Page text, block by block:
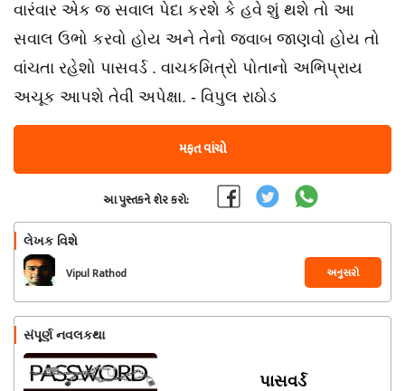
વારંવાર એક જ સવાલ પેદા કરશે કે હવે શું થશે તો આ
સવાલ ઉભો કરવો હોય અને તેનો જવાબ જાણવો હોય તો
વાંચતા રહેશો પાસવર્ડ . વાચકમિત્રો પોતાનો અભિપ્રાય
અચૂક આપશે તેવી અપેક્ષા. - વિપુલ રાઠોડ
મફત વાંચો
આ પુસ્તકને શેર કરો:
લેખક વિશે
Vipul Rathod અનુસરો
સંપૂર્ણ નવલકથા
પાસવર્ડ